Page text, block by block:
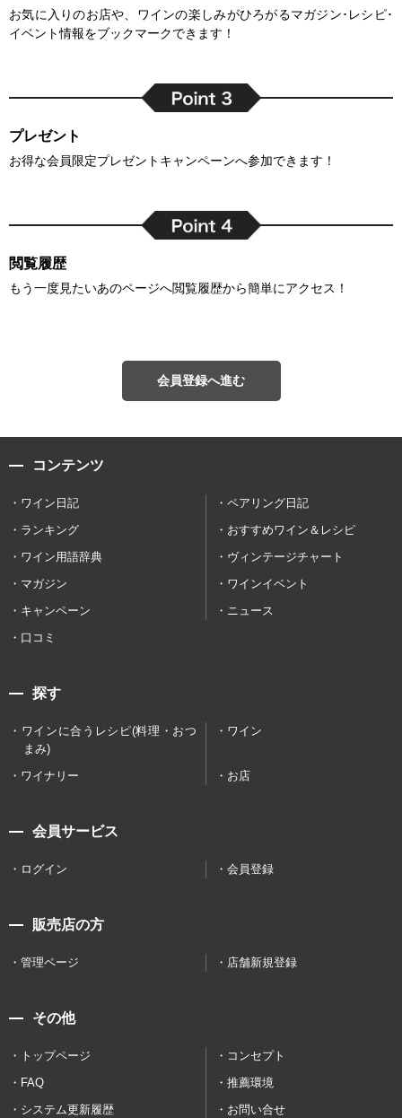
お気に入りのお店や、ワインの楽しみがひろがるマガジン･レシピ･
イベント情報をブックマークできます！
プレゼント
お得な会員限定プレゼントキャンペーンへ参加できます！
閲覧履歴
もう一度見たいあのページへ閲覧履歴から簡単にアクセス！
会員登録へ進む
コンテンツ
ワイン日記
ペアリング日記
ランキング
おすすめワイン＆レシピ
ワイン用語辞典
ヴィンテージチャート
マガジン
ワインイベント
キャンペーン
ニュース
口コミ
探す
ワインに合うレシピ(料理・おつ
まみ)
ワイン
ワイナリー お店
会員サービス
ログイン 会員登録
販売店の方
管理ページ 店舗新規登録
その他
トップページ
コンセプト
FAQ
推薦環境
システム更新履歴
お問い合せ